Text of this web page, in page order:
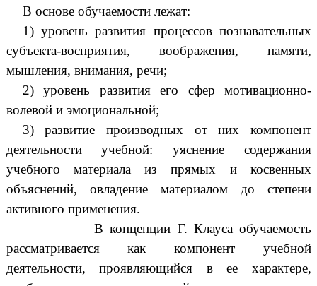
В основе обучаемости лежат:
1) уровень развития процессов познавательных
субъекта-восприятия, воображения, памяти,
мышления, внимания, речи;
2) уровень развития его сфер мотивационно-
волевой и эмоциональной;
3) развитие производных от них компонент
деятельности учебной: уяснение содержания
учебного материала из прямых и косвенных
объяснений, овладение материалом до степени
активного применения.
В концепции Г. Клауса обучаемость
рассматривается как компонент учебной
деятельности, проявляющийся в ее характере,